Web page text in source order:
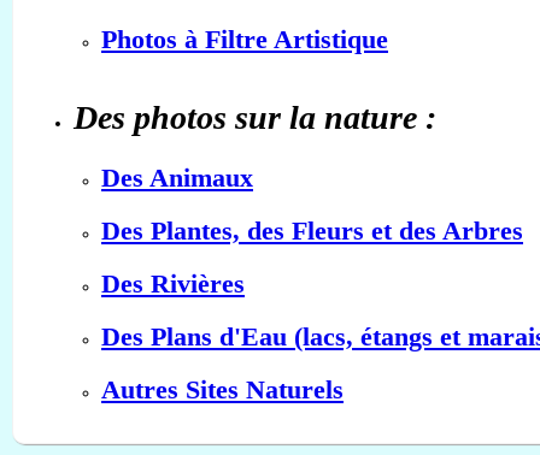
Photos à Filtre Artistique
Des photos sur la nature :
Des Animaux
Des Plantes, des Fleurs et des Arbres
Des Rivières
Des Plans d'Eau (lacs, étangs et
Autres Sites Naturels